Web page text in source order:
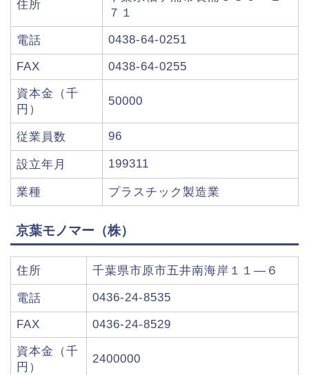
住所
７１
電話 0438-64-0251
FAX 0438-64-0255
資本金（千
円）
50000
従業員数 96
設立年月 199311
業種 プラスチック製造業
京葉モノマー（株）
住所 千葉県市原市五井南海岸１１―６
電話 0436-24-8535
FAX 0436-24-8529
資本金（千
円）
2400000